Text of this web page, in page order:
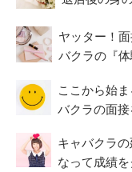
ヤッター！
バクラの『
ここから始
バクラの面
キャバクラ
なって成績